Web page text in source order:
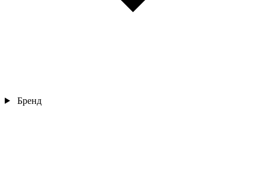
Бренд